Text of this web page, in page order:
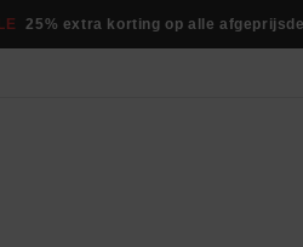
25% extra korting op alle